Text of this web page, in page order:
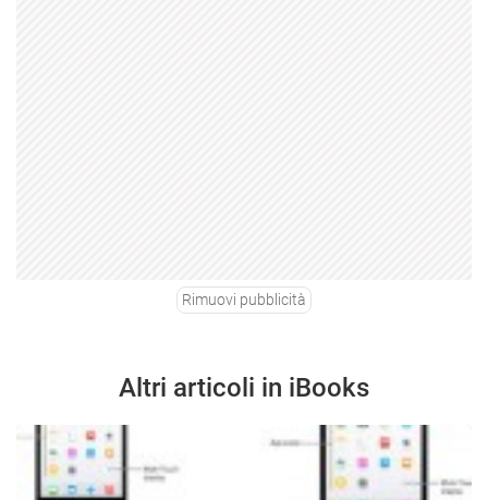
Rimuovi pubblicità
Altri articoli in iBooks